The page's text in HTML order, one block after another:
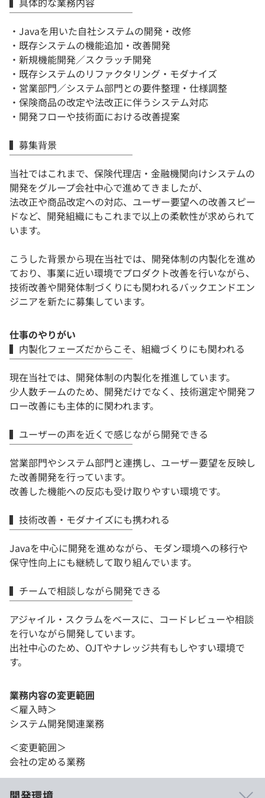
￣￣￣￣￣￣￣￣￣￣￣￣￣
・Javaを用いた自社システムの開発・改修
・既存システムの機能追加・改善開発
・新規機能開発／スクラッチ開発
・既存システムのリファクタリング・モダナイズ
・営業部門／システム部門との要件整理・仕様調整
・保険商品の改定や法改正に伴うシステム対応
・開発フローや技術面における改善提案
▍募集背景
￣￣￣￣￣￣￣￣￣￣￣￣￣
当社ではこれまで、保険代理店・金融機関向けシステムの
開発をグループ会社中心で進めてきましたが、
法改正や商品改定への対応、ユーザー要望への改善スピー
ドなど、開発組織にもこれまで以上の柔軟性が求められて
います。
こうした背景から現在当社では、開発体制の内製化を進め
ており、事業に近い環境でプロダクト改善を行いながら、
技術改善や開発体制づくりにも関われるバックエンドエン
ジニアを新たに募集しています。
仕事のやりがい
▍内製化フェーズだからこそ、組織づくりにも関われる
￣￣￣￣￣￣￣￣￣￣￣￣￣
現在当社では、開発体制の内製化を推進しています。
少人数チームのため、開発だけでなく、技術選定や開発フ
ロー改善にも主体的に関われます。
▍ユーザーの声を近くで感じながら開発できる
￣￣￣￣￣￣￣￣￣￣￣￣￣
営業部門やシステム部門と連携し、ユーザー要望を反映し
た改善開発を行っています。
改善した機能への反応も受け取りやすい環境です。
▍技術改善・モダナイズにも携われる
￣￣￣￣￣￣￣￣￣￣￣￣￣
Javaを中心に開発を進めながら、モダン環境への移行や
保守性向上にも継続して取り組んでいます。
▍チームで相談しながら開発できる
￣￣￣￣￣￣￣￣￣￣￣￣￣
アジャイル・スクラムをベースに、コードレビューや相談
を行いながら開発しています。
出社中心のため、OJTやナレッジ共有もしやすい環境で
す。
業務内容の変更範囲
＜雇入時＞
システム開発関連業務
＜変更範囲＞
会社の定める業務